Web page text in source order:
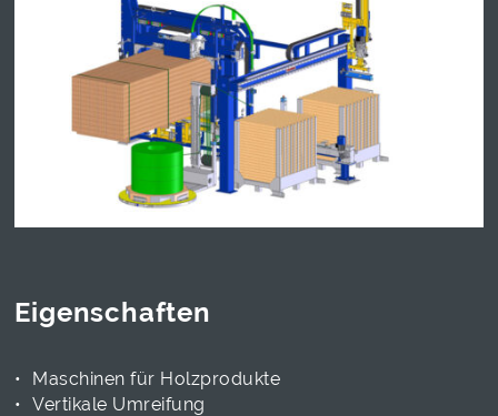
Eigenschaften
Maschinen für Holzprodukte
Vertikale Umreifung